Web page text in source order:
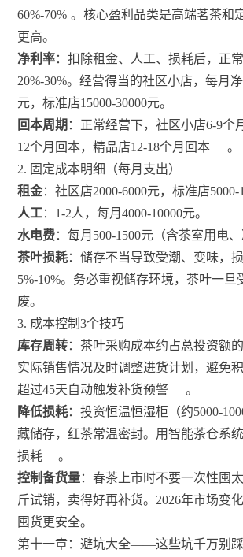
60%-70% 。核心盈利品类是高端茗茶和
更高。
净利率：扣除租金、人工、损耗后，正
20%-30%。经营得当的社区小店，每月
元，标准店15000-30000元。
回本周期 ：正常经营下，社区小店6-9个
12个月回本，精品店12-18个月回本
。
2. 固定成本明细（每月支出）
租金：社区店2000-6000元，标准店5000-
人工：1-2人，每月4000-10000元。
水电费：每月500-1500元（含茶室用电
茶叶损耗：储存不当导致受潮、变味，
5%-10%。务必重视储存环境，茶叶一旦
废。
3. 成本控制3个技巧
库存周转：茶叶采购成本约占总投资额
实际销售情况及时调整进货计划，避免
超过45天自动触发补货预警
。
降低损耗：投资恒温恒湿柜（约5000-
藏储存，红茶常温密封。用智能茶仓系
损耗
。
控制备货量：春茶上市时不要一次性囤
斤试销，卖得好再补货。2026年市场变
囤货更安全。
第十一章：避坑大全——这些坑千万别踩